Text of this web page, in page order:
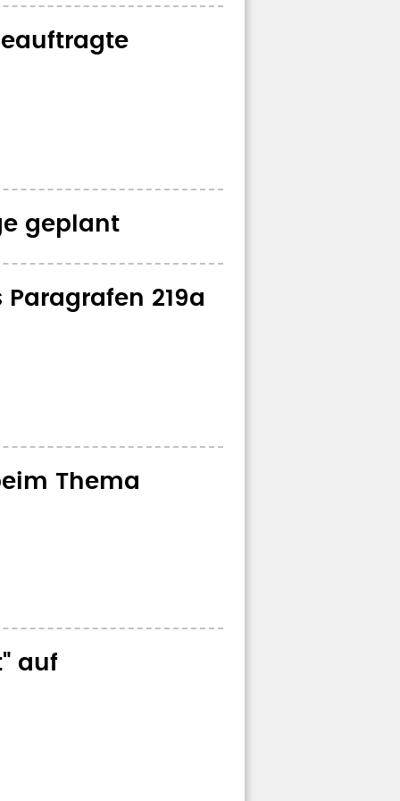
geplant
219a
Thema
auf